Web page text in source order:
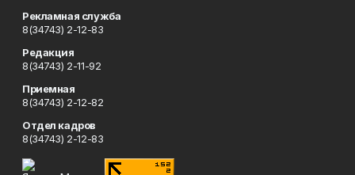
Рекламная служба
8(34743) 2-12-83
Редакция
8(34743) 2-11-92
Приемная
8(34743) 2-12-82
Отдел кадров
8(34743) 2-12-83